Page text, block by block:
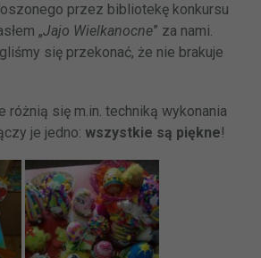
przez bibliotekę konkursu
„Jajo Wielkanocne” za nami.
się przekonać, że nie brakuje
różnią się m.in. techniką wykonania
je jedno: wszystkie są piękne!